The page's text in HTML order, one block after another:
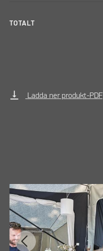
TOTALT
vertical_align_bottom Ladda ner produkt-PDF